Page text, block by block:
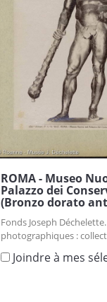
ROMA - Museo
Palazzo dei
(Bronzo dorato
Fonds Joseph
photographiques :
Joindre à mes